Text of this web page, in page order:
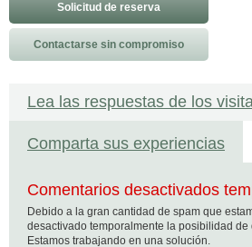
Solicitud de reserva
Contactarse sin compromiso
Lea las respuestas de los
Comparta sus experiencias
Comentarios desactivados
Debido a la gran cantidad de spam que
desactivado temporalmente la posibilidad de
Estamos trabajando en una solución.